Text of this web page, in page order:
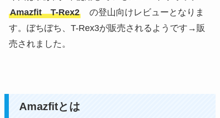
Amazfit T-Rex2の登山向けレビューとなりま
す。ぼちぼち、T-Rex3が販売されるようです→販
売されました。
Amazfitとは